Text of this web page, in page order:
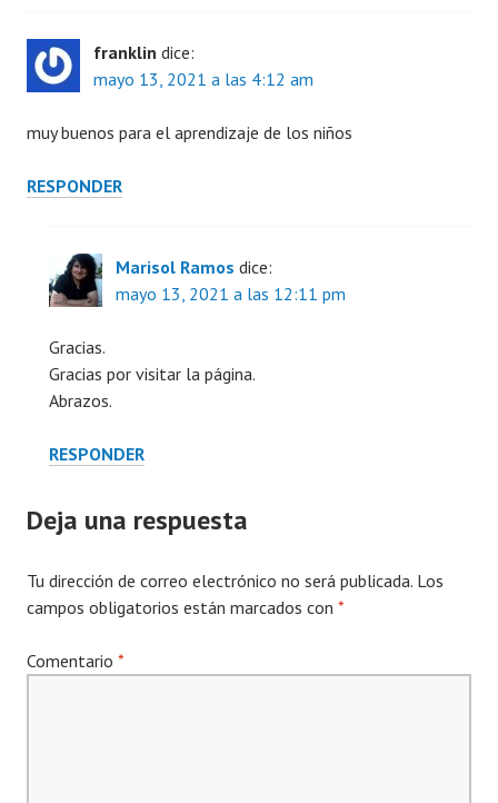
franklin dice:
mayo 13, 2021 a las 4:12 am
muy buenos para el aprendizaje de los niños
RESPONDER
Marisol Ramos dice:
mayo 13, 2021 a las 12:11 pm
Gracias.
Gracias por visitar la página.
Abrazos.
RESPONDER
Deja una respuesta
Tu dirección de correo electrónico no será publicada. Los
campos obligatorios están marcados con *
Comentario *